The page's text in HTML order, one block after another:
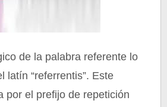
de la palabra referente lo
latín “referrentis”. Este
por el prefijo de repetición